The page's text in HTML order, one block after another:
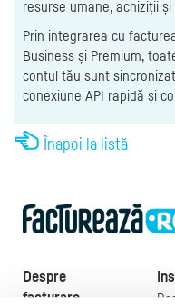
resurse umane, achiziții
Prin integrarea cu
Business și Premium,
contul tău sunt
conexiune API rapidă și
Înapoi la listă
Despre
facturare